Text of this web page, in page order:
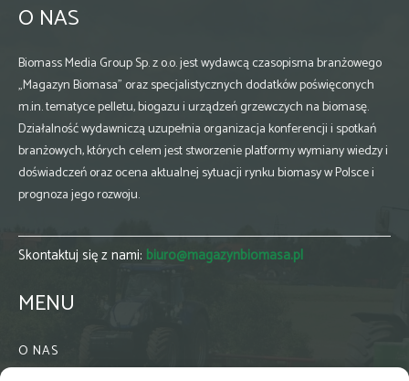
O NAS
Biomass Media Group Sp. z o.o. jest wydawcą czasopisma branżowego
„Magazyn Biomasa” oraz specjalistycznych dodatków poświęconych
m.in. tematyce pelletu, biogazu i urządzeń grzewczych na biomasę.
Działalność wydawniczą uzupełnia organizacja konferencji i spotkań
branżowych, których celem jest stworzenie platformy wymiany wiedzy i
doświadczeń oraz ocena aktualnej sytuacji rynku biomasy w Polsce i
prognoza jego rozwoju.
Skontaktuj się z nami: biuro@magazynbiomasa.pl
MENU
O NAS